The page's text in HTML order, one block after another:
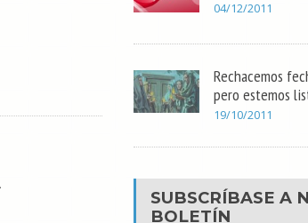
04/12/2011
Rechacemos
pero estemos
19/10/2011
SUBSCRÍBASE A
BOLETÍN